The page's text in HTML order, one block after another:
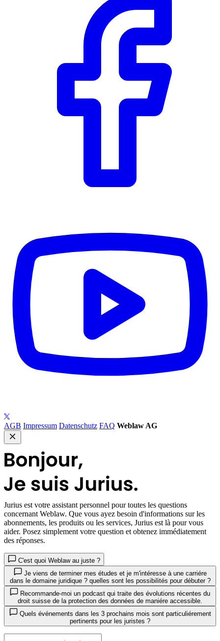
AGB Impressum Datenschutz FAQ Weblaw AG
Jurius est votre assistant personnel pour toutes les questions
concernant Weblaw. Que vous ayez besoin d'informations sur les
abonnements, les produits ou les services, Jurius est là pour vous
aider. Posez simplement votre question et obtenez immédiatement
des réponses.
C'est quoi Weblaw au juste ?
Je viens de terminer mes études et je m'intéresse à une carriére
dans le domaine juridique ? quelles sont les possibilités pour débuter ?
droit suisse de la protection des données de maniére accessible.
Quels événements dans les 3 prochains mois sont particuliérement
pertinents pour les juristes ?